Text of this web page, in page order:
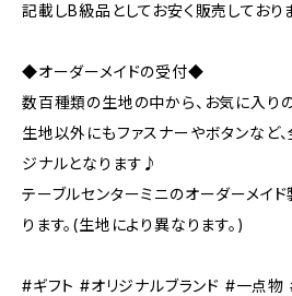
記載しB級品としてお安く販売しており
◆オーダーメイドの受付◆
数百種類の生地の中から、お気に入り
生地以外にもファスナーやボタンなど
ジナルとなります♪
テーブルセンターミニのオーダーメイ
ります。(生地により異なります。)
#ギフト #オリジナルブランド #一点物